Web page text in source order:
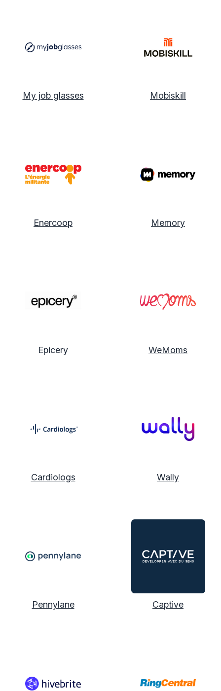
My job glasses Mobiskill
Enercoop Memory
Epicery WeMoms
Cardiologs Wally
Pennylane Captive